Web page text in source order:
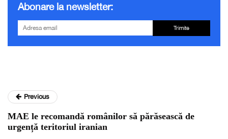
Abonare la newsletter:
Trimite
Previous
MAE le recomandă românilor să părăsească de
urgență teritoriul iranian